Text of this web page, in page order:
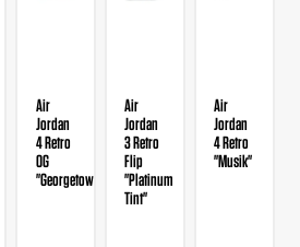
Air
Jordan
4 Retro
OG
"Georgetown"
Air
Jordan
3 Retro
Flip
"Platinum
Tint"
Air
Jordan
4 Retro
"Musik"